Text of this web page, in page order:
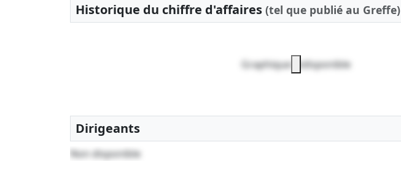
Historique du chiffre d'affaires (tel que publié au Greffe)
Graphique indisponible
Dirigeants
Non disponible